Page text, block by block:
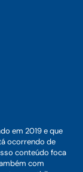
em 2019 e que
ocorrendo de
conteúdo foca
com